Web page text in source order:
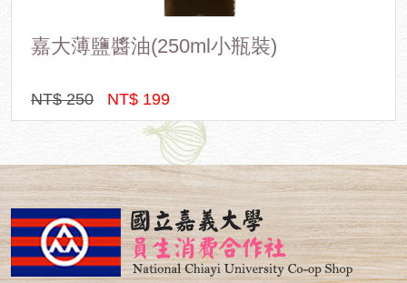
嘉大薄鹽醬油(250ml小瓶裝)
NT$ 250 NT$ 199